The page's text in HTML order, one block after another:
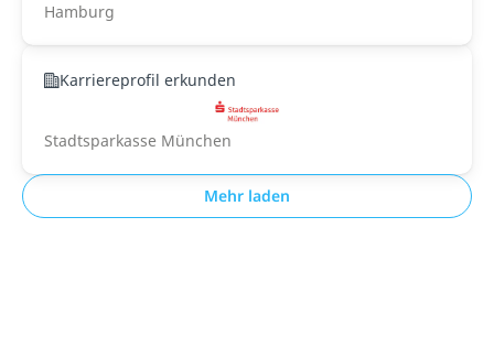
Hamburg
Karriereprofil erkunden
Stadtsparkasse München
Mehr laden